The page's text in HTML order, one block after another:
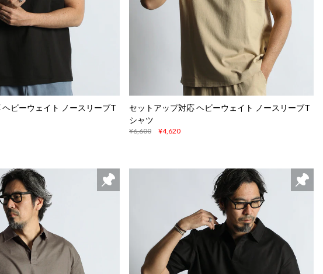
ビーウェイト ノースリーブT
セットアップ対応 ヘビーウェイト ノースリーブT
シャツ
¥6,600 ¥4,620